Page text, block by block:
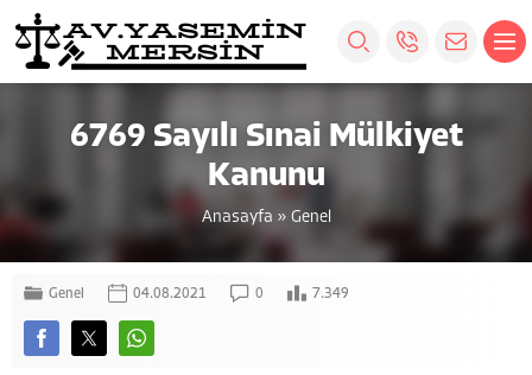
6769 Sayılı Sınai Mülkiyet
Kanunu
Anasayfa » Genel
Genel 04.08.2021 0 7.349